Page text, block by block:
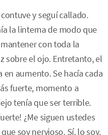
y seguí callado.
la linterna de modo que
con toda la
sobre el ojo. Entretanto, el
aumento. Se hacía cada
fuerte, momento a
tenía que ser terrible.
¿Me siguen ustedes
soy nervioso. Sí, lo soy.